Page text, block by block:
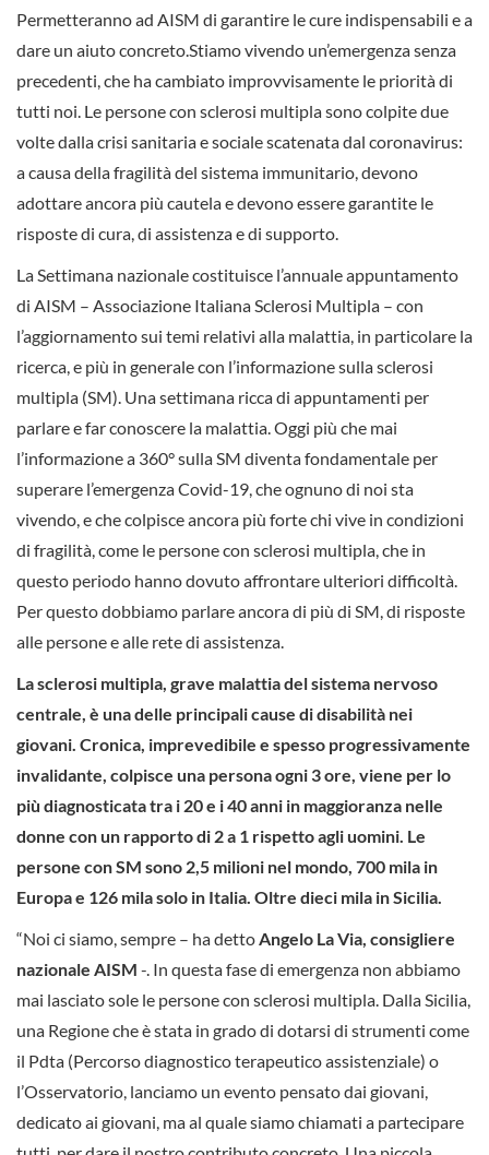
Permetteranno ad AISM di garantire le cure indispensabili e a
dare un aiuto concreto.Stiamo vivendo un’emergenza senza
precedenti, che ha cambiato improvvisamente le priorità di
tutti noi. Le persone con sclerosi multipla sono colpite due
volte dalla crisi sanitaria e sociale scatenata dal coronavirus:
a causa della fragilità del sistema immunitario, devono
adottare ancora più cautela e devono essere garantite le
risposte di cura, di assistenza e di supporto.
La Settimana nazionale costituisce l’annuale appuntamento
di AISM – Associazione Italiana Sclerosi Multipla – con
l’aggiornamento sui temi relativi alla malattia, in particolare la
ricerca, e più in generale con l’informazione sulla sclerosi
multipla (SM). Una settimana ricca di appuntamenti per
parlare e far conoscere la malattia. Oggi più che mai
l’informazione a 360° sulla SM diventa fondamentale per
superare l’emergenza Covid-19, che ognuno di noi sta
vivendo, e che colpisce ancora più forte chi vive in condizioni
di fragilità, come le persone con sclerosi multipla, che in
questo periodo hanno dovuto affrontare ulteriori difficoltà.
Per questo dobbiamo parlare ancora di più di SM, di risposte
alle persone e alle rete di assistenza.
La sclerosi multipla, grave malattia del sistema nervoso
centrale, è una delle principali cause di disabilità nei
giovani. Cronica, imprevedibile e spesso progressivamente
invalidante, colpisce una persona ogni 3 ore, viene per lo
più diagnosticata tra i 20 e i 40 anni in maggioranza nelle
donne con un rapporto di 2 a 1 rispetto agli uomini. Le
persone con SM sono 2,5 milioni nel mondo, 700 mila in
Europa e 126 mila solo in Italia. Oltre dieci mila in Sicilia.
“Noi ci siamo, sempre – ha detto Angelo La Via, consigliere
nazionale AISM -. In questa fase di emergenza non abbiamo
mai lasciato sole le persone con sclerosi multipla. Dalla Sicilia,
una Regione che è stata in grado di dotarsi di strumenti come
il Pdta (Percorso diagnostico terapeutico assistenziale) o
l’Osservatorio, lanciamo un evento pensato dai giovani,
dedicato ai giovani, ma al quale siamo chiamati a partecipare